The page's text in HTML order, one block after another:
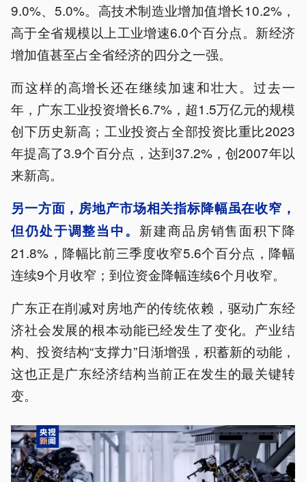
9.0%、5.0%。高技术制造业增加值增长10.2%，
高于全省规模以上工业增速6.0个百分点。新经济
增加值甚至占全省经济的四分之一强。
而这样的高增长还在继续加速和壮大。过去一
年，广东工业投资增长6.7%，超1.5万亿元的规模
创下历史新高；工业投资占全部投资比重比2023
年提高了3.9个百分点，达到37.2%，创2007年以
来新高。
另一方面，房地产市场相关指标降幅虽在收窄，
但仍处于调整当中。 新建商品房销售面积下降
21.8%，降幅比前三季度收窄5.6个百分点，降幅
连续9个月收窄；到位资金降幅连续6个月收窄。
广东正在削减对房地产的传统依赖，驱动广东经
济社会发展的根本动能已经发生了变化。产业结
构、投资结构“支撑力”日渐增强，积蓄新的动能，
这也正是广东经济结构当前正在发生的最关键转
变。